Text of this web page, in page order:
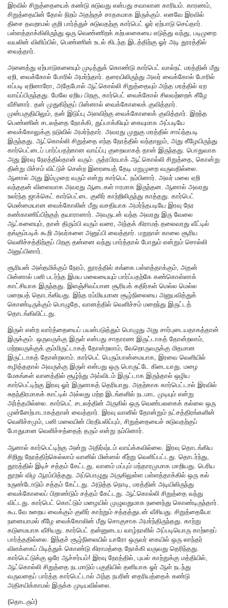
இரவில் சிறுத்தையைக் கண்டு சுடுவது என்பது சவாலான காரியம். காரணம்,
சிறுத்தையின் தோல் நிறம் அதற்குச் சாதகமாக இருக்கும். எனவே இரவில்
திசை தவறாமல் குறி பார்த்துச் சுடுவதற்கு கார்பெட் ஓர் ஏற்பாடு செய்தார்.
பள்ளத்தாக்கிலிருந்து ஒரு வெண்ணிறக் கற்பலகையை எடுத்து வந்து, படிமுறை
வயலின் விளிம்பில், பெண்ணின் உடல் கிடந்த இடத்திற்கு ஓர் அடி தூரத்தில்
வைத்தார்.
அனைத்து ஏற்பாடுகளையும் முடித்துக் கொண்டு கார்பெட் வால்நட் மரத்தின் மீது
ஏறி, வைக்கோல் போரில் அமர்ந்தார். தரையிலிருந்து அவர் வைக்கோல் போரில்
எப்படி ஏறினாரோ, அதேபோல் ஆட்கொல்லி சிறுத்தையும் அந்த மரத்தில் ஏற
வாய்ப்பிருந்தது. மேலே ஏறிய பிறகு, கார்பெட் வைக்கோல் சிலவற்றைக் கீழே
வீசினார். தன் முதுகிற்குப் பின்னால் வைக்கோலைக் குவித்தார்.
முன்பகுதியிலும், தன் இடுப்பு அளவிற்கு வைக்கோலைக் குவித்தார். இறந்த
பெண்ணின் சடலத்தை நோக்கி, துப்பாக்கியும் கையுமாக அப்படியே
வைக்கோலுக்கு நடுவில் அமர்ந்தார். அவரது முதுகு மரத்தில் சாய்ந்தபடி
இருந்தது. ஆட்கொல்லி சிறுத்தை எந்த நேரத்தில் வந்தாலும், அது கீழேயிருந்து
கார்பெட்டைப் பார்ப்பதற்கான வாய்ப்பு குறைவாகத் தான் இருந்தது. பொதுவாக
அது இரவு நேரத்தில்தான் வரும். ருத்ரபிரயாக் ஆட்கொல்லி சிறுத்தை, கொன்று
தின்று மிச்சம் விட்டுச் சென்ற இரையைத் தேடி மறுமுறை வருவதில்லை.
ஆனால் அது இம்முறை வரும் என்று கார்பெட் நம்பினார். அவர் மலை ஏறி
வந்ததன் விளைவாக அவரது ஆடைகள் ஈரமாக இருந்தன. ஆனால் அவரது
உலர்ந்த ஜாக்கெட் கார்பெட்டை குளிர் காற்றிலிருந்து காத்தது. கார்பெட்
மென்மையான வைக்கோலின் மீது வசதியாக அமர்ந்தபடியே இரவு நேர
கண்காணிப்பிற்குத் தயாரானார். அவருடன் வந்த அவரது இரு வேலை
ஆட்களையும், தான் திரும்பி வரும் வரை, அந்தக் கிராமத் தலைவரது வீட்டில்
தங்கும்படிக் கூறி அவர்களை அனுப்பி வைத்தார். மறுநாள் காலை சூரிய
வெளிச்சத்திற்குப் பிறகு தன்னை வந்து பார்த்தால் போதும் என்றும் சொல்லி
அனுப்பினார்.
சூரியன் அஸ்தமிக்கும் நேரம், தூரத்தில் கங்கை பள்ளத்தாக்கும், அதன்
பின்னால் பனி படர்ந்த இமய மலையையும் பார்ப்பதற்கே கண்கொள்ளாக்
காட்சியாக இருந்தது. இளஞ்சிவப்பான சூரியக் கதிர்கள் மெல்ல மெல்ல
மறையத் தொடங்கியது. இந்த ரம்மியமான சூழ்நிலையை அனுபவித்துக்
கொண்டிருக்கும் பொழுதே, வானத்தில் வெளிச்சம் மறைந்து இருட்டத்
தொடங்கிவிட்டது.
இருள் என்ற வார்த்தையைப் பயன்படுத்தும் பொழுது அது சார்புடையதாகத்தான்
இருக்கும். ஒருவருக்கு இருள் என்பது சாதாரண இருட்டாகத் தோன்றலாம்,
மற்றவருக்குக் கும்மிருட்டாகத் தோன்றலாம், வேறொருவருக்கு மிதமான
இருட்டாகத் தோன்றலாம். கார்பெட் பெரும்பான்மையாக, இரவை வெளியில்
கழித்ததால் அவருக்கு இருள் என்பது ஒரு பொருட்டே கிடையாது. மழை
மேகங்கள் வானத்தில் சூழ்ந்து அவ்விடம் இருட்டாக இருந்தால் ஒழிய
கார்பெட்டிற்கு இரவு ஓர் இருளாகத் தெரியாது. அதற்காக கார்பெட்டால் இரவில்
சுதந்திரமாகக் காட்டில் அல்லது மற்ற இடங்களில் நடமாட முடியும் என்று
அர்த்தமில்லை. கார்பெட் சடலத்தின் அருகில் ஒரு வெண்பலகைக் கல்லை ஒரு
முன்னேற்பாடாகத்தான் வைத்தார். இரவு வானில் தோன்றும் நட்சத்திரங்களின்
வெளிச்சமும், பனி மலையின் பிரதிபலிப்பும், சிறுத்தையைச் சுடுவதற்குப்
போதுமான வெளிச்சத்தைத் தரும் என்று நம்பினார்.
ஆனால் கார்பெட்டிற்கு அன்று அதிர்ஷ்டம் வாய்க்கவில்லை. இரவு தொடங்கிய
சிறிது நேரத்திற்கெல்லாம் வானில் மின்னல் கீற்று வெளிப்பட்டது. தொடர்ந்து,
தூரத்தில் இடிச் சத்தம் கேட்டது. வானம் மப்பும் மந்தாரமுமாக மாறியது. பெரிய
தூறல் விழ ஆரம்பித்தது. அப்பொழுது அருகிலுள்ள பள்ளத்தாக்கில் ஒரு கல்
உருண்டோடும் சத்தம் கேட்டது. அடுத்த நொடி, மரத்தின் அடியிலிருந்து
வைக்கோலைப் பிறாண்டும் சத்தம் கேட்டது. ஆட்கொல்லி சிறுத்தை வந்து
விட்டது. கார்பெட் கொட்டும் மழையில் முழுவதுமாக நனைந்து கொண்டிருந்தார்.
கூடவே உறைய வைக்கும் குளிர் காற்றும் சத்தத்துடன் வீசியது. சிறுத்தையோ
நனையாமல் கீழே வைக்கோலின் மீது சொகுசாக அமர்ந்திருந்தது. காற்று
கடுமையாக வீசியது. கார்பெட் தன்னுடைய வாழ்நாளில் அப்படியொரு காற்றைப்
பார்த்ததில்லை. இந்தச் சூழ்நிலையில் யாரோ ஒருவர் கையில் ஒரு லாந்தர்
விளக்கைப் பிடித்துக் கொண்டு கிராமத்தை நோக்கி வருவது தெரிந்தது.
கார்பெட்டுக்கு ஒரே ஆச்சர்யம்! இரவு நேரத்தில், புயல் காற்றுக்கு மத்தியில்,
ஆட்கொல்லி சிறுத்தை நடமாடும் பகுதியில் தனியாக ஓர் ஆள் நடந்து
வருவதைப் பார்த்த கார்பெட்டால் அந்த நபரின் தைரியத்தைக் கண்டு
அதிசயிக்காமல் இருக்க முடியவில்லை.
(தொடரும்)